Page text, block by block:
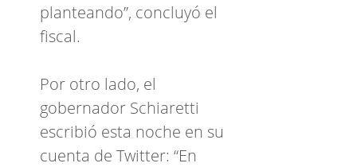
planteando”, concluyó el
fiscal.
Por otro lado, el
gobernador Schiaretti
escribió esta noche en su
cuenta de Twitter: “En